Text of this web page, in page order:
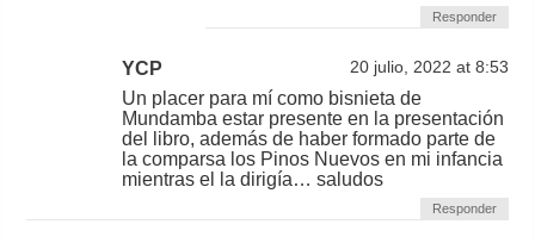
Responder
YCP 20 julio, 2022 at 8:53
Un placer para mí como bisnieta de
Mundamba estar presente en la presentación
del libro, además de haber formado parte de
la comparsa los Pinos Nuevos en mi infancia
mientras el la dirigía… saludos
Responder